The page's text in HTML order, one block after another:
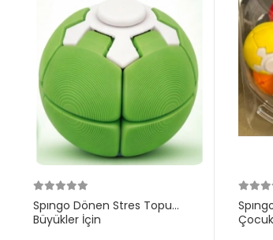
Spıngo Dönen Stres Topu
Büyükler İçin